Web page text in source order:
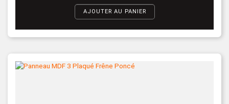
AJOUTER AU PANIER